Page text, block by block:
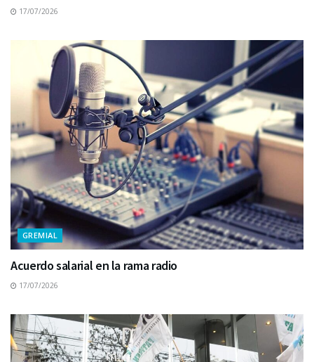
17/07/2026
GREMIAL
Acuerdo salarial en la rama radio
17/07/2026